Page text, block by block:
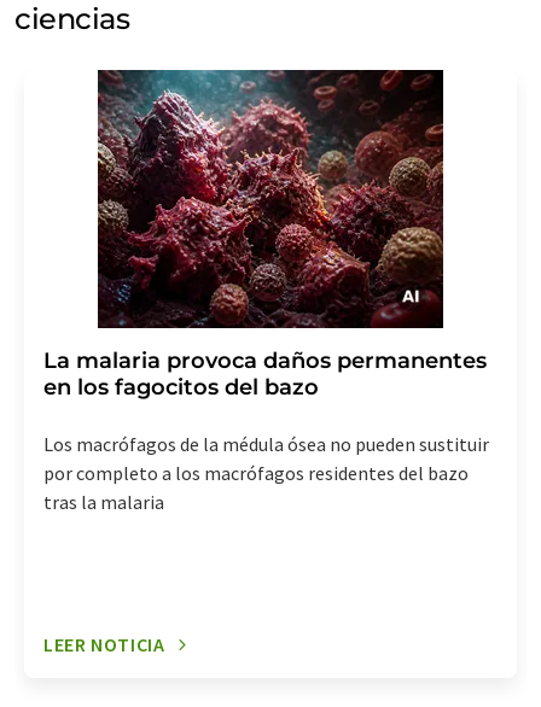
ciencias
La malaria provoca daños permanentes
en los fagocitos del bazo
Los macrófagos de la médula ósea no pueden sustituir
por completo a los macrófagos residentes del bazo
tras la malaria
LEER NOTICIA